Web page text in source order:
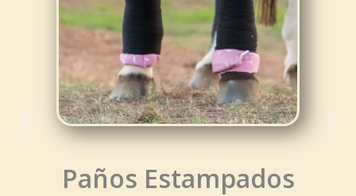
Paños Estampados